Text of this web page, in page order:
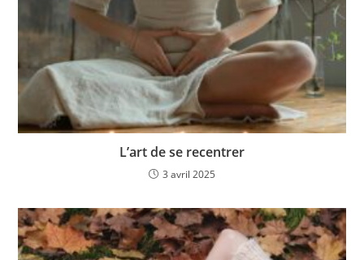
L’art de se recentrer
3 avril 2025